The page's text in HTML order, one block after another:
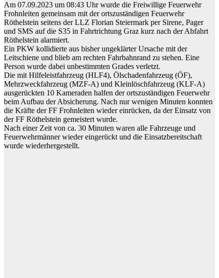
Am 07.09.2023 um 08:43 Uhr wurde die Freiwillige Feuerwehr
Frohnleiten gemeinsam mit der ortszuständigen Feuerwehr
Röthelstein seitens der LLZ Florian Steiermark per Sirene, Pager
und SMS auf die S35 in Fahrtrichtung Graz kurz nach der Abfahrt
Röthelstein alarmiert.
Ein PKW kollidierte aus bisher ungeklärter Ursache mit der
Leitschiene und blieb am rechten Fahrbahnrand zu stehen. Eine
Person wurde dabei unbestimmten Grades verletzt.
Die mit Hilfeleistfahrzeug (HLF4), Ölschadenfahrzeug (ÖF),
Mehrzweckfahrzeug (MZF-A) und Kleinlöschfahrzeug (KLF-A)
ausgerückten 10 Kameraden halfen der ortszuständigen Feuerwehr
beim Aufbau der Absicherung. Nach nur wenigen Minuten konnten
die Kräfte der FF Frohnleiten wieder einrücken, da der Einsatz von
der FF Röthelstein gemeistert wurde.
Nach einer Zeit von ca. 30 Minuten waren alle Fahrzeuge und
Feuerwehrmänner wieder eingerückt und die Einsatzbereitschaft
wurde wiederhergestellt.